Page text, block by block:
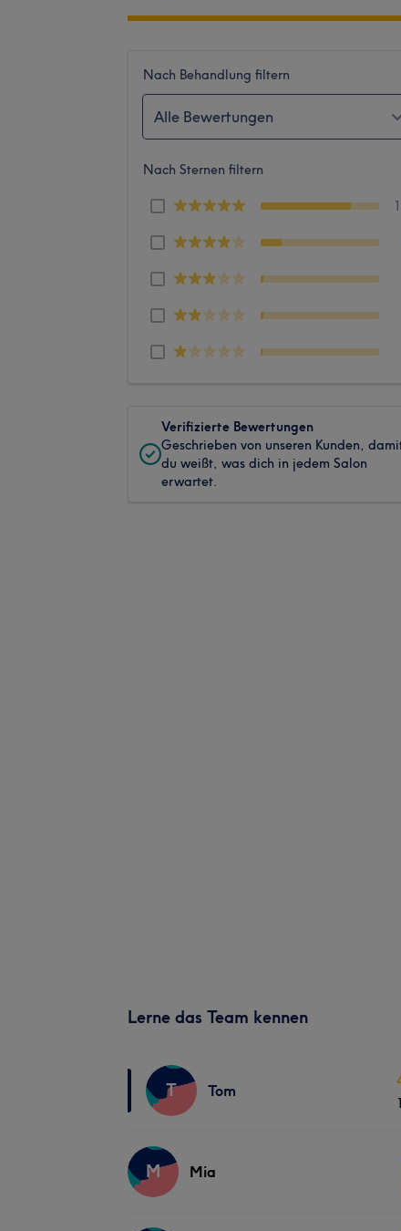
Nach Behandlung filtern
Alle Bewertungen
Nach Sternen filtern
Verifizierte Bewertungen
Geschrieben von unseren Kunden,
du weißt, was dich in jedem Salon
erwartet.
Lerne das Team kennen
T Tom
M Mia